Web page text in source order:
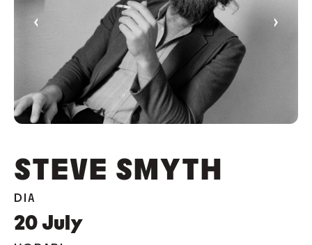
‹ ›
STEVE SMYTH
DIA
20 July